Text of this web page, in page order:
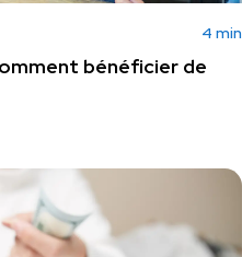
4 min
bénéficier de